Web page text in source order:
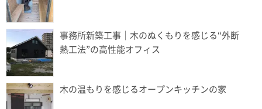
事務所新築工事｜木のぬくもりを感じる“外断
熱工法”の高性能オフィス
木の温もりを感じるオープンキッチンの家